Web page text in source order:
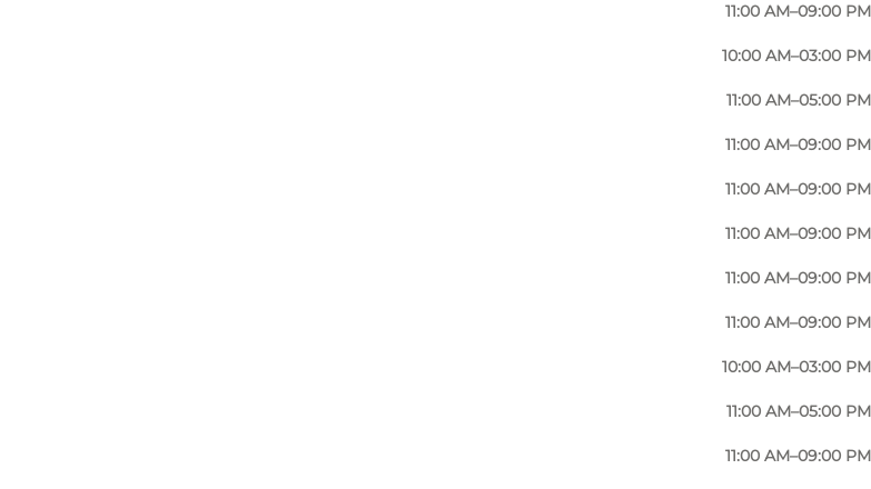
11:00 AM–09:00 PM
10:00 AM–03:00 PM
11:00 AM–05:00 PM
11:00 AM–09:00 PM
11:00 AM–09:00 PM
11:00 AM–09:00 PM
11:00 AM–09:00 PM
11:00 AM–09:00 PM
10:00 AM–03:00 PM
11:00 AM–05:00 PM
11:00 AM–09:00 PM